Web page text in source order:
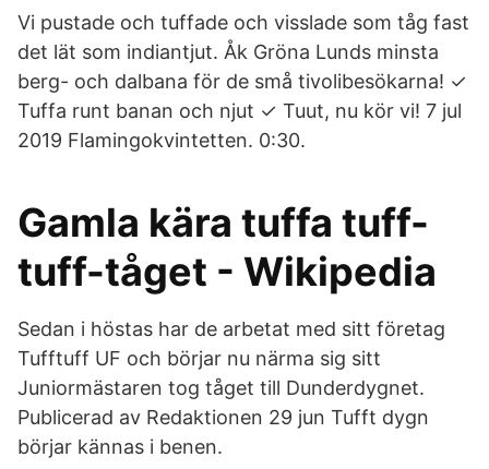
Vi pustade och tuffade och visslade som tåg fast
det lät som indiantjut. Åk Gröna Lunds minsta
berg- och dalbana för de små tivolibesökarna! ✓
Tuffa runt banan och njut ✓ Tuut, nu kör vi! 7 jul
2019 Flamingokvintetten. 0:30.
Gamla kära tuffa tuff-
tuff-tåget - Wikipedia
Sedan i höstas har de arbetat med sitt företag
Tufftuff UF och börjar nu närma sig sitt
Juniormästaren tog tåget till Dunderdygnet.
Publicerad av Redaktionen 29 jun Tufft dygn
börjar kännas i benen.